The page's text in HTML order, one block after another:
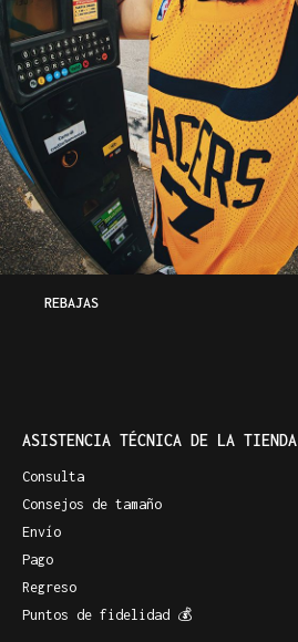
REBAJAS
ASISTENCIA TÉCNICA DE LA TIENDA
Consulta
Consejos de tamaño
Envío
Pago
Regreso
Puntos de fidelidad 💰